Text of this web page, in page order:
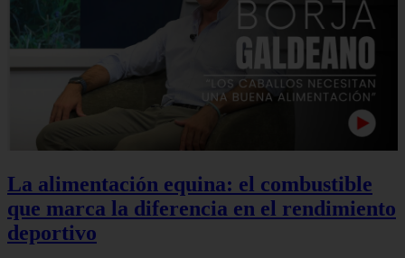
La alimentación equina: el combustible
que marca la diferencia en el rendimiento
deportivo